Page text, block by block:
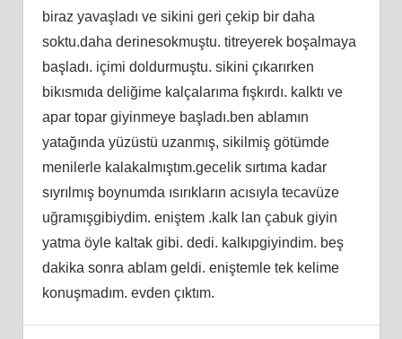
biraz yavaşladı ve sikini geri çekip bir daha
soktu.daha derinesokmuştu. titreyerek boşalmaya
başladı. içimi doldurmuştu. sikini çıkarırken
bikısmıda deliğime kalçalarıma fışkırdı. kalktı ve
apar topar giyinmeye başladı.ben ablamın
yatağında yüzüstü uzanmış, sikilmiş götümde
menilerle kalakalmıştım.gecelik sırtıma kadar
sıyrılmış boynumda ısırıkların acısıyla tecavüze
uğramışgibiydim. eniştem .kalk lan çabuk giyin
yatma öyle kaltak gibi. dedi. kalkıpgiyindim. beş
dakika sonra ablam geldi. eniştemle tek kelime
konuşmadım. evden çıktım.